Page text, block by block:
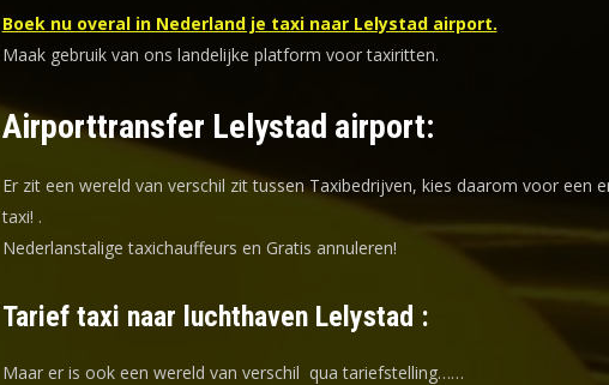
Boek nu overal in Nederland je taxi naar Lelystad airport.
Maak gebruik van ons landelijke platform voor taxiritten.
Airporttransfer Lelystad airport:
Er zit een wereld van verschil zit tussen Taxibedrijven, kies daarom voor een
taxi! .
Nederlanstalige taxichauffeurs en Gratis annuleren!
Tarief taxi naar luchthaven Lelystad :
Maar er is ook een wereld van verschil qua tariefstelling……